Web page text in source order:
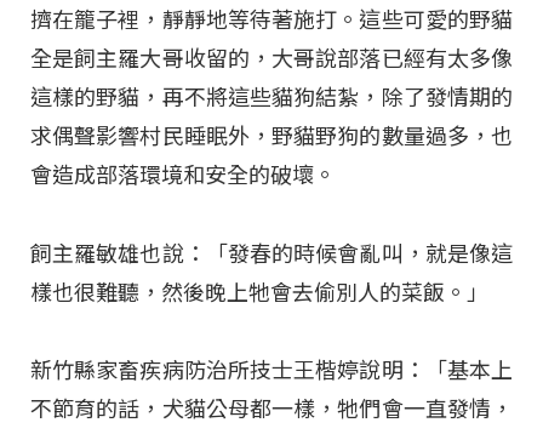
擠在籠子裡，靜靜地等待著施打。這些可愛的野貓
全是飼主羅大哥收留的，大哥說部落已經有太多像
這樣的野貓，再不將這些貓狗結紮，除了發情期的
求偶聲影響村民睡眠外，野貓野狗的數量過多，也
會造成部落環境和安全的破壞。
飼主羅敏雄也說：「發春的時候會亂叫，就是像這
樣也很難聽，然後晚上牠會去偷別人的菜飯。」
新竹縣家畜疾病防治所技士王楷婷說明：「基本上
不節育的話，犬貓公母都一樣，牠們會一直發情，